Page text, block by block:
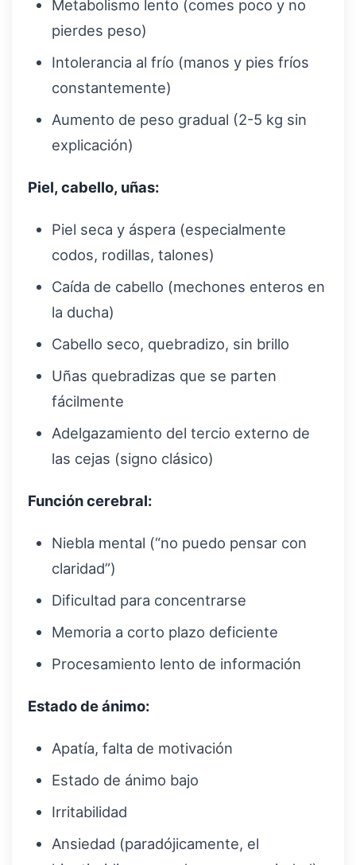
Metabolismo lento (comes poco y no
pierdes peso)
Intolerancia al frío (manos y pies fríos
constantemente)
Aumento de peso gradual (2-5 kg sin
explicación)
Piel, cabello, uñas:
Piel seca y áspera (especialmente
codos, rodillas, talones)
Caída de cabello (mechones enteros en
la ducha)
Cabello seco, quebradizo, sin brillo
Uñas quebradizas que se parten
fácilmente
Adelgazamiento del tercio externo de
las cejas (signo clásico)
Función cerebral:
Niebla mental (“no puedo pensar con
claridad”)
Dificultad para concentrarse
Memoria a corto plazo deficiente
Procesamiento lento de información
Estado de ánimo:
Apatía, falta de motivación
Estado de ánimo bajo
Irritabilidad
Ansiedad (paradójicamente, el